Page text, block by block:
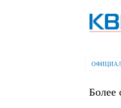
Главное
Более